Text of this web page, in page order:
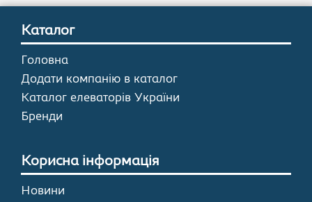
Каталог
Головна
Додати компанію в каталог
Каталог елеваторів України
Бренди
Корисна інформація
Новини